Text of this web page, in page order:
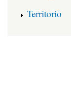
Territorio